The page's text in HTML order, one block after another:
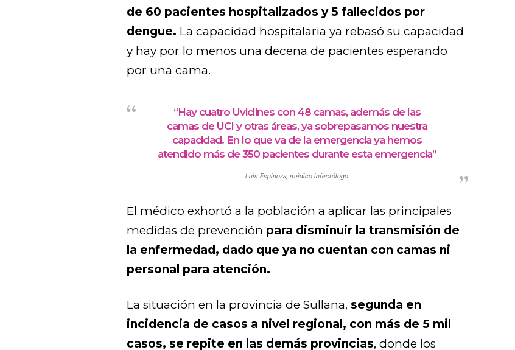
de 60 pacientes hospitalizados y 5 fallecidos por
dengue. La capacidad hospitalaria ya rebasó su capacidad
y hay por lo menos una decena de pacientes esperando
por una cama.
“Hay cuatro Uviclines con 48 camas, además de las
camas de UCI y otras áreas, ya sobrepasamos nuestra
capacidad. En lo que va de la emergencia ya hemos
atendido más de 350 pacientes durante esta emergencia”
Luis Espinoza, médico infectólogo.
El médico exhortó a la población a aplicar las principales
medidas de prevención para disminuir la transmisión de
la enfermedad, dado que ya no cuentan con camas ni
personal para atención.
La situación en la provincia de Sullana, segunda en
incidencia de casos a nivel regional, con más de 5 mil
casos, se repite en las demás provincias, donde los